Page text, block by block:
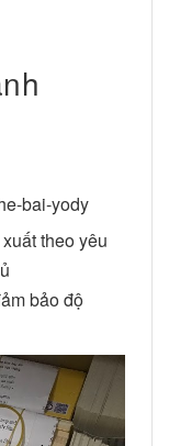
bai-yody
theo yêu
bảo độ